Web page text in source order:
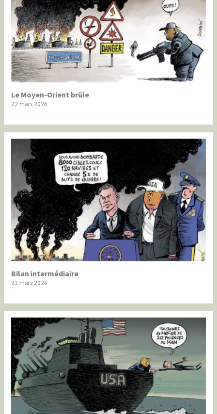
Le Moyen-Orient brûle
22 mars 2026
Bilan intermédiaire
21 mars 2026